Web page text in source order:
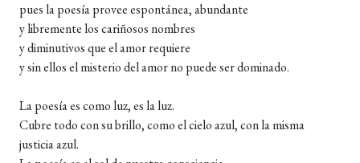
pues la poesía provee espontánea, abundante
y libremente los cariñosos nombres
y diminutivos que el amor requiere
y sin ellos el misterio del amor no puede ser dominado.
La poesía es como luz, es la luz.
Cubre todo con su brillo, como el cielo azul, con la misma
justicia azul.